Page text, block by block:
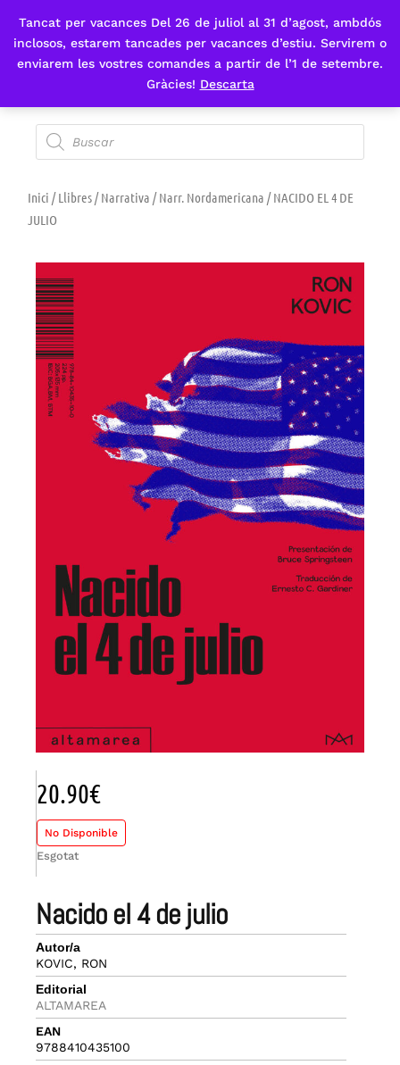
Tancat per vacances Del 26 de juliol al 31 d’agost, ambdós
inclosos, estarem tancades per vacances d’estiu. Servirem o
enviarem les vostres comandes a partir de l’1 de setembre.
Gràcies! Descarta
Fes-te'n sòcia
Inici /Llibres/Narrativa /Narr. Nordamericana / NACIDO EL 4 DE
JULIO
nacido el 4 de julio
Autor/a
KOVIC, RON
Editorial
ALTAMAREA
EAN
9788410435100
20.90€
No Disponible
Esgotat